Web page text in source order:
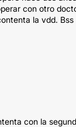
con otro
la vdd. Bss
con la